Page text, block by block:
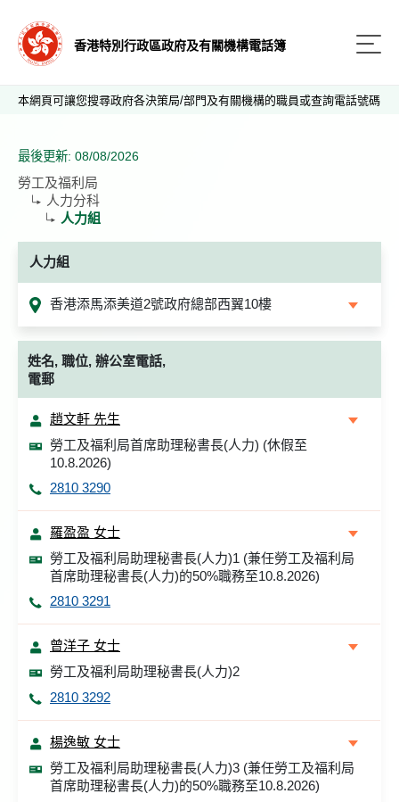
香港特別行政區政府及有關機構電話簿
本網頁可讓您搜尋政府各決策局/部門及有關機構的職員或查詢電話號碼
最後更新: 08/08/2026
勞工及福利局
人力分科
人力組
人力組
香港添馬添美道2號政府總部西翼10樓
姓名, 職位, 辦公室電話,
電郵
趙文軒 先生
勞工及福利局首席助理秘書長(人力) (休假至
10.8.2026)
2810 3290
羅盈盈 女士
勞工及福利局助理秘書長(人力)1 (兼任勞工及福利局
首席助理秘書長(人力)的50%職務至10.8.2026)
2810 3291
曾洋子 女士
勞工及福利局助理秘書長(人力)2
2810 3292
楊逸敏 女士
勞工及福利局助理秘書長(人力)3 (兼任勞工及福利局
首席助理秘書長(人力)的50%職務至10.8.2026)